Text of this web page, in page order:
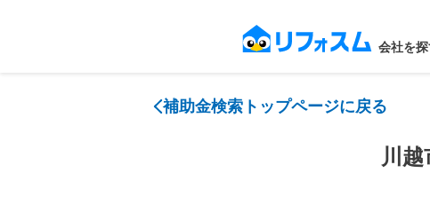
会社を
補助金検索トップページに戻る
川